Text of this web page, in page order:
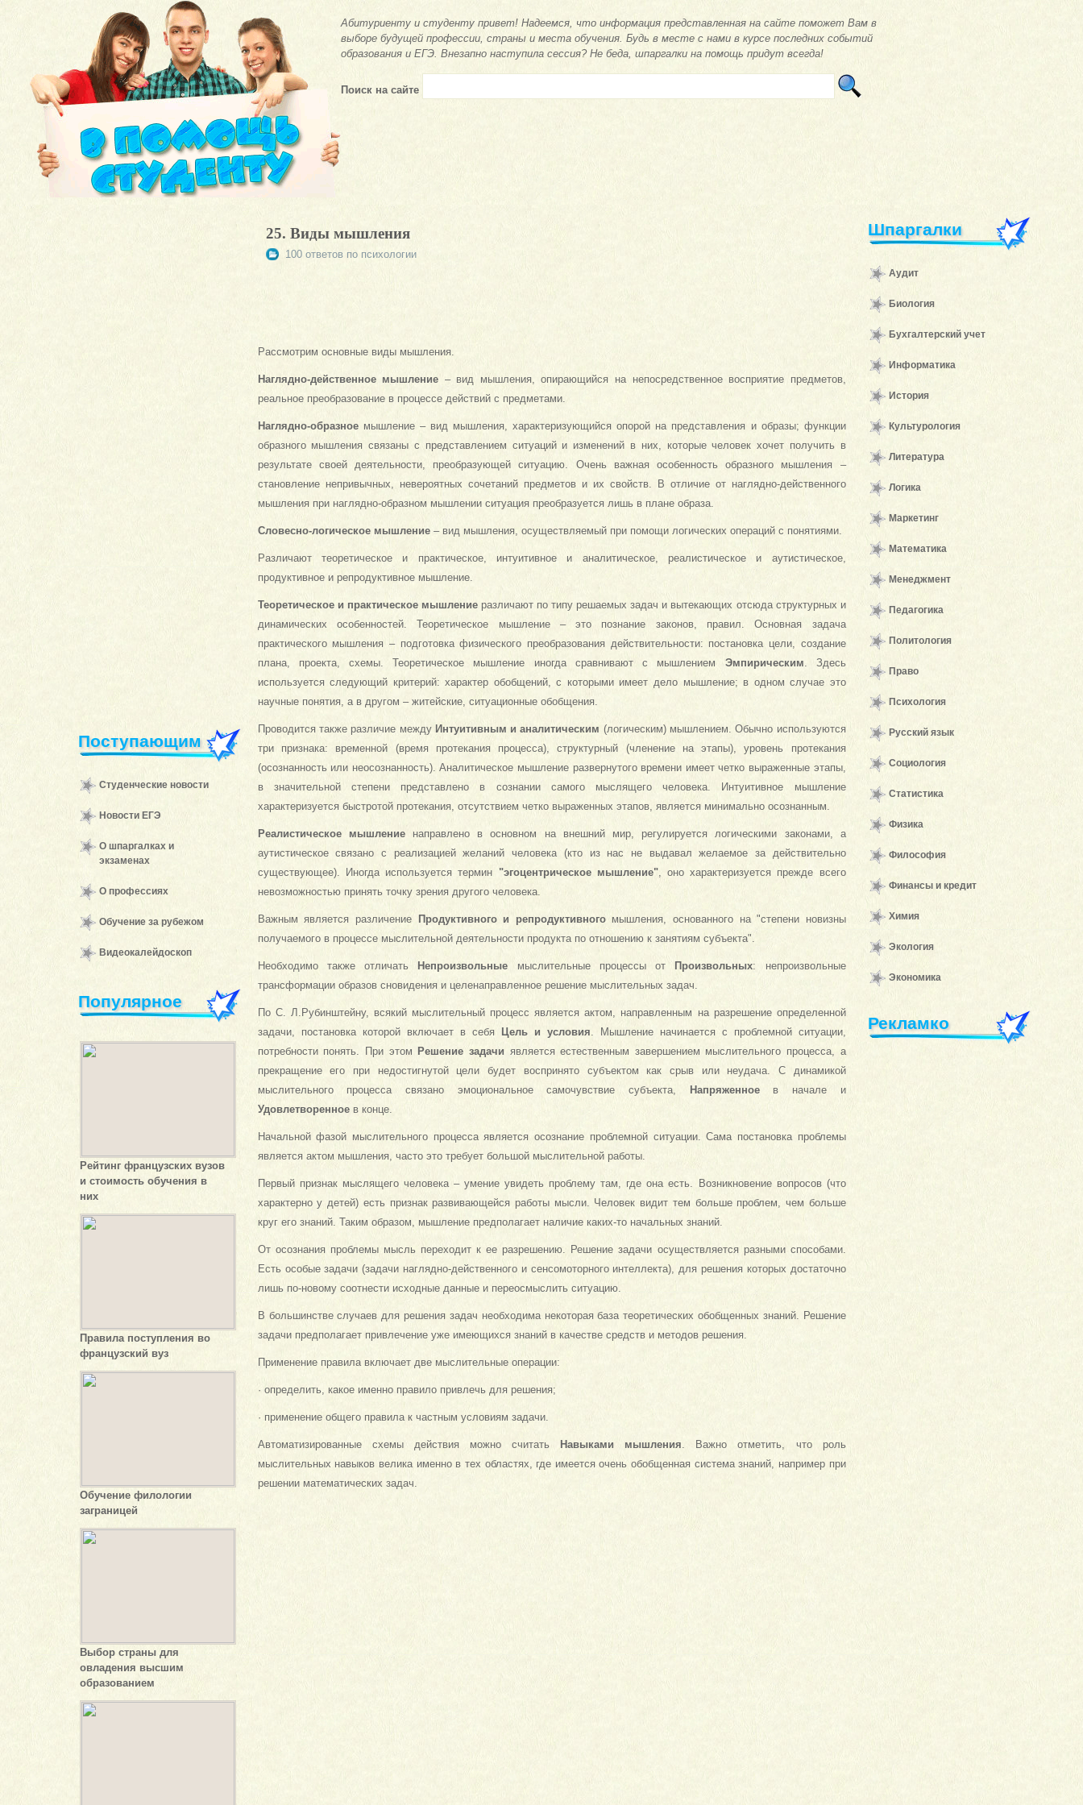
Абитуриенту и студенту привет! Надеемся, что информация представленная на сайте поможет Вам в
выборе будущей профессии, страны и места обучения. Будь в месте с нами в курсе последних событий
образования и ЕГЭ. Внезапно наступила сессия? Не беда, шпаргалки на помощь придут всегда!
Поиск на сайте
Поступающим
Студенческие новости
Новости ЕГЭ
О шпаргалках и
экзаменах
О профессиях
Обучение за рубежом
Видеокалейдоскоп
Популярное
Рейтинг французских вузов
и стоимость обучения в
них
Правила поступления во
французский вуз
Обучение филологии
заграницей
Выбор страны для
овладения высшим
образованием
25. Виды мышления
100 ответов по психологии
Рассмотрим основные виды мышления.
Наглядно-действенное мышление – вид мышления, опирающийся на непосредственное восприятие предметов,
реальное преобразование в процессе действий с предметами.
Наглядно-образноемышление – вид мышления, характеризующийся опорой на представления и образы; функции
образного мышления связаны с представлением ситуаций и изменений в них, которые человек хочет получить в
результате своей деятельности, преобразующей ситуацию. Очень важная особенность образного мышления –
становление непривычных, невероятных сочетаний предметов и их свойств. В отличие от наглядно-действенного
мышления при наглядно-образном мышлении ситуация преобразуется лишь в плане образа.
Словесно-логическое мышление– вид мышления, осуществляемый при помощи логических операций с понятиями.
Различают теоретическое и практическое, интуитивное и аналитическое, реалистическое и аутистическое,
продуктивное и репродуктивное мышление.
Теоретическое и практическое мышлениеразличают по типу решаемых задач и вытекающих отсюда структурных и
динамических особенностей. Теоретическое мышление – это познание законов, правил. Основная задача
практического мышления – подготовка физического преобразования действительности: постановка цели, создание
плана, проекта, схемы. Теоретическое мышление иногда сравнивают с мышлением Эмпирическим. Здесь
используется следующий критерий: характер обобщений, с которыми имеет дело мышление; в одном случае это
научные понятия, а в другом – житейские, ситуационные обобщения.
Проводится также различие между Интуитивным и аналитическим (логическим) мышлением. Обычно используются
три признака: временной (время протекания процесса), структурный (членение на этапы), уровень протекания
(осознанность или неосознанность). Аналитическое мышление развернутого времени имеет четко выраженные этапы,
в значительной степени представлено в сознании самого мыслящего человека. Интуитивное мышление
характеризуется быстротой протекания, отсутствием четко выраженных этапов, является минимально осознанным.
Реалистическое мышлениенаправлено в основном на внешний мир, регулируется логическими законами, а
аутистическое связано с реализацией желаний человека (кто из нас не выдавал желаемое за действительно
существующее). Иногда используется термин "эгоцентрическое мышление", оно характеризуется прежде всего
невозможностью принять точку зрения другого человека.
Важным является различение Продуктивного и репродуктивногомышления, основанного на "степени новизны
получаемого в процессе мыслительной деятельности продукта по отношению к занятиям субъекта".
Необходимо также отличать Непроизвольные мыслительные процессы от Произвольных: непроизвольные
трансформации образов сновидения и целенаправленное решение мыслительных задач.
По С. Л.Рубинштейну, всякий мыслительный процесс является актом, направленным на разрешение определенной
задачи, постановка которой включает в себя
Цель и условия. Мышление начинается с проблемной ситуации,
потребности понять. При этом Решение задачи является естественным завершением мыслительного процесса, а
прекращение его при недостигнутой цели будет воспринято субъектом как срыв или неудача. С динамикой
мыслительного процесса связано эмоциональное самочувствие субъекта,
Напряженноев начале и
Удовлетворенноев конце.
Начальной фазой мыслительного процесса является осознание проблемной ситуации. Сама постановка проблемы
является актом мышления, часто это требует большой мыслительной работы.
Первый признак мыслящего человека – умение увидеть проблему там, где она есть. Возникновение вопросов (что
характерно у детей) есть признак развивающейся работы мысли. Человек видит тем больше проблем, чем больше
круг его знаний. Таким образом, мышление предполагает наличие каких-то начальных знаний.
От осознания проблемы мысль переходит к ее разрешению. Решение задачи осуществляется разными способами.
Есть особые задачи (задачи наглядно-действенного и сенсомоторного интеллекта), для решения которых достаточно
лишь по-новому соотнести исходные данные и переосмыслить ситуацию.
В большинстве случаев для решения задач необходима некоторая база теоретических обобщенных знаний. Решение
задачи предполагает привлечение уже имеющихся знаний в качестве средств и методов решения.
Применение правила включает две мыслительные операции:
· определить, какое именно правило привлечь для решения;
· применение общего правила к частным условиям задачи.
Автоматизированные схемы действия можно считать Навыками мышления. Важно отметить, что роль
мыслительных навыков велика именно в тех областях, где имеется очень обобщенная система знаний, например при
решении математических задач.
Шпаргалки
Аудит
Биология
Бухгалтерский учет
Информатика
История
Культурология
Литература
Логика
Маркетинг
Математика
Менеджмент
Педагогика
Политология
Право
Психология
Русский язык
Социология
Статистика
Физика
Философия
Финансы и кредит
Химия
Экология
Экономика
Рекламко